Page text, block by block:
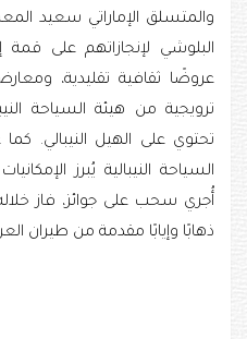
والمتسلق الإماراتي سعيد
البلوشي لإنجازاتهم على
عروضًا ثقافية تقليدية، ومعارض
ترويجية من هيئة السياحة
تحتوي على الهيل النيبالي.
السياحة النيبالية يُبرز
أُجري سحب على جوائز، فاز
ذهابًا وإيابًا مقدمة من طيران